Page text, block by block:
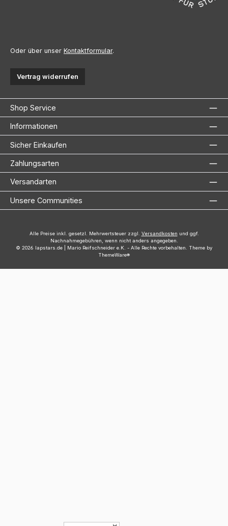
Oder über unser Kontaktformular.
Vertrag widerrufen
Shop Service
Informationen
Sicher Einkaufen
Zahlungsarten
Versandarten
Unsere Communities
Alle Preise inkl. gesetzl. Mehrwertsteuer zzgl. Versandkosten und ggf.
Nachnahmegebühren, wenn nicht anders angegeben.
© 2026 lapstars.de | Mario Reifschneider e.K. - Alle Rechte vorbehalten. Theme by
ThemeWare®